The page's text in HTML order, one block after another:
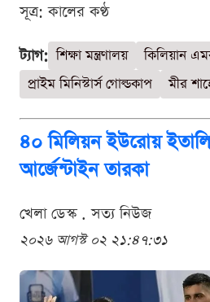
সূত্র: কালের কণ্ঠ
ট্যাগ: শিক্ষা মন্ত্রণালয় কিলিয়ান
প্রাইম মিনিস্টার্স গোল্ডকাপ
মীর
৪০ মিলিয়ন ইউরোয়
আর্জেন্টাইন তারকা
খেলা ডেস্ক . সত্য নিউজ
২০২৬ আগস্ট ০২ ২১:৪৭:৩১